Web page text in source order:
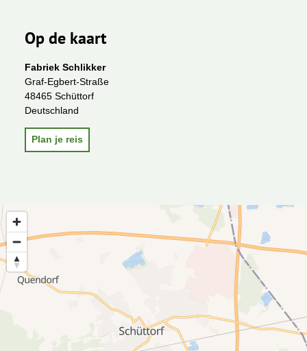
Op de kaart
Fabriek Schlikker
Graf-Egbert-Straße
48465 Schüttorf
Deutschland
Plan je reis